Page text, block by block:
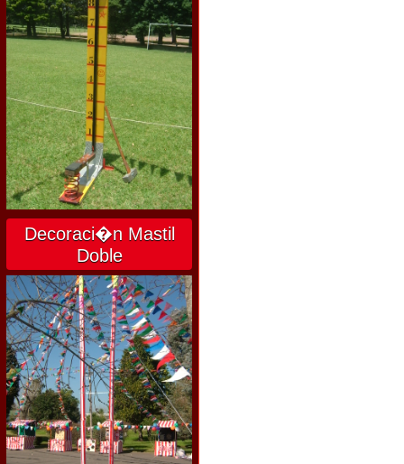
Decoraci�n Mastil
Doble